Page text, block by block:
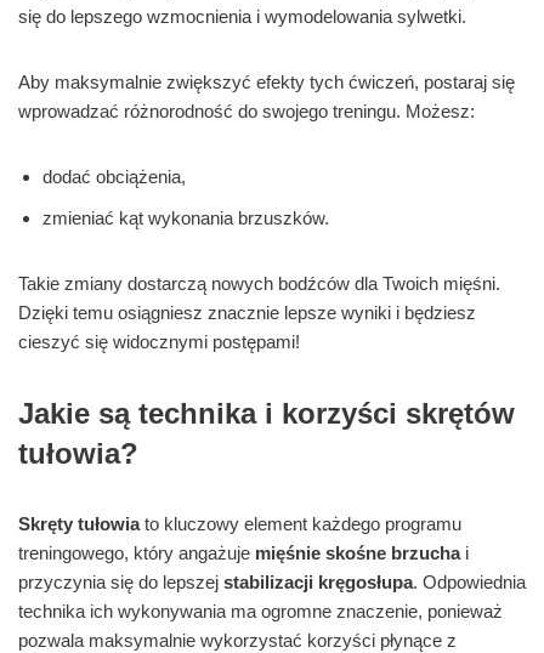
się do lepszego wzmocnienia i wymodelowania sylwetki.
Aby maksymalnie zwiększyć efekty tych ćwiczeń, postaraj się
wprowadzać różnorodność do swojego treningu. Możesz:
dodać obciążenia,
zmieniać kąt wykonania brzuszków.
Takie zmiany dostarczą nowych bodźców dla Twoich mięśni.
Dzięki temu osiągniesz znacznie lepsze wyniki i będziesz
cieszyć się widocznymi postępami!
Jakie są technika i korzyści skrętów
tułowia?
Skręty tułowiato kluczowy element każdego programu
treningowego, który angażuje mięśnie skośne brzuchai
przyczynia się do lepszej stabilizacji kręgosłupa. Odpowiednia
technika ich wykonywania ma ogromne znaczenie, ponieważ
pozwala maksymalnie wykorzystać korzyści płynące z